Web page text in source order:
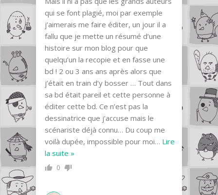
qui se font plagié, moi par exemple
j’aimerais me faire éditer, un jour il a
fallu que je mette un résumé d’une
histoire sur mon blog pour que
quelqu’un la recopie et en fasse une
bd ! 2 ou 3 ans ans après alors que
j’était en train d’y bosser … Tout dans
sa bd était pareil et cette personne à
éditer cette bd. Ce n’est pas la
dessinatrice que j’accuse mais le
scénariste déjà connu… Du coup me
voilà dupée, impossible pour moi… Lire
la suite »
0